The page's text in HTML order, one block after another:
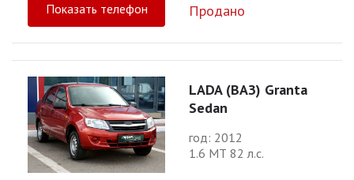
Показать телефон Продано
LADA (ВАЗ) Granta
Sedan
год: 2012
1.6 МТ 82 л.с.